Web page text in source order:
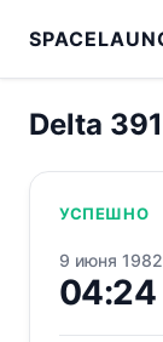
Delta
УСПЕШНО
9 июня 1982
04:24